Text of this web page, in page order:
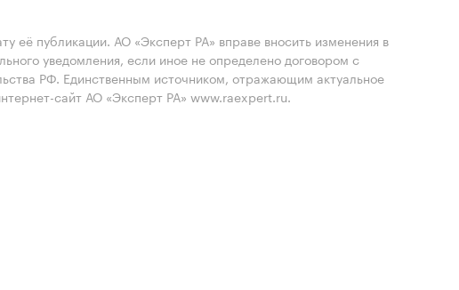
её публикации. АО «Эксперт РА» вправе вносить изменения в
уведомления, если иное не определено договором с
РФ. Единственным источником, отражающим актуальное
сайт АО «Эксперт РА» www.raexpert.ru.